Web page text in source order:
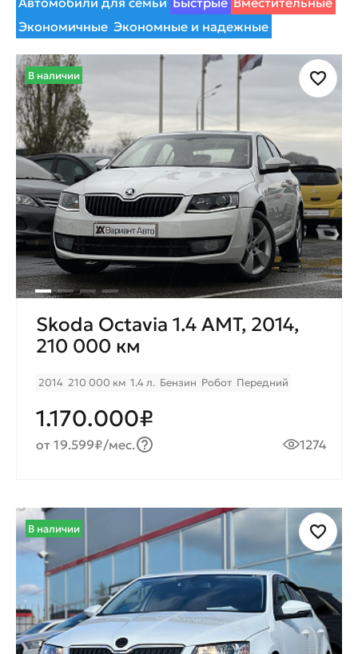
Экономичные Экономные и надежные
В наличии
Skoda Octavia 1.4 AMT, 2014,
210 000 км
2014 210 000 км 1.4 л. Бензин Робот Передний
1.170.000₽
от 19.599₽/мес. 1274
В наличии